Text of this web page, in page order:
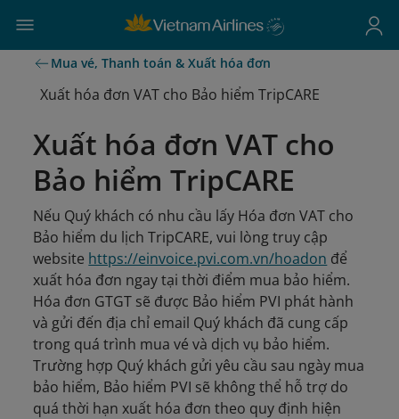
Mua vé, Thanh toán & Xuất hóa đơn
Xuất hóa đơn VAT cho Bảo hiểm TripCARE
Xuất hóa đơn VAT cho
Bảo hiểm TripCARE
Nếu Quý khách có nhu cầu lấy Hóa đơn VAT cho
Bảo hiểm du lịch TripCARE, vui lòng truy cập
website https://einvoice.pvi.com.vn/hoadon để
xuất hóa đơn ngay tại thời điểm mua bảo hiểm.
Hóa đơn GTGT sẽ được Bảo hiểm PVI phát hành
và gửi đến địa chỉ email Quý khách đã cung cấp
trong quá trình mua vé và dịch vụ bảo hiểm.
Trường hợp Quý khách gửi yêu cầu sau ngày mua
bảo hiểm, Bảo hiểm PVI sẽ không thể hỗ trợ do
quá thời hạn xuất hóa đơn theo quy định hiện